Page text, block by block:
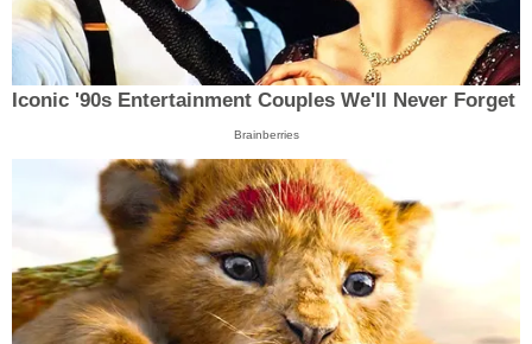
Iconic '90s Entertainment Couples We'll Never Forget
Brainberries